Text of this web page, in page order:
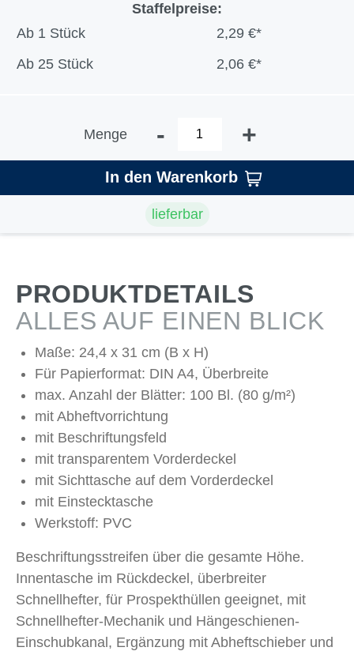
Staffelpreise:
Ab 1 Stück
2,29 €*
Ab 25 Stück 2,06 €*
Menge - +
In den Warenkorb
lieferbar
PRODUKTDETAILS
ALLES AUF EINEN BLICK
Maße: 24,4 x 31 cm (B x H)
Für Papierformat: DIN A4, Überbreite
max. Anzahl der Blätter: 100 Bl. (80 g/m²)
mit Abheftvorrichtung
mit Beschriftungsfeld
mit transparentem Vorderdeckel
mit Sichttasche auf dem Vorderdeckel
mit Einstecktasche
Werkstoff: PVC
Beschriftungsstreifen über die gesamte Höhe.
Innentasche im Rückdeckel, überbreiter
Schnellhefter, für Prospekthüllen geeignet, mit
Schnellhefter-Mechanik und Hängeschienen-
Einschubkanal, Ergänzung mit Abheftschieber und